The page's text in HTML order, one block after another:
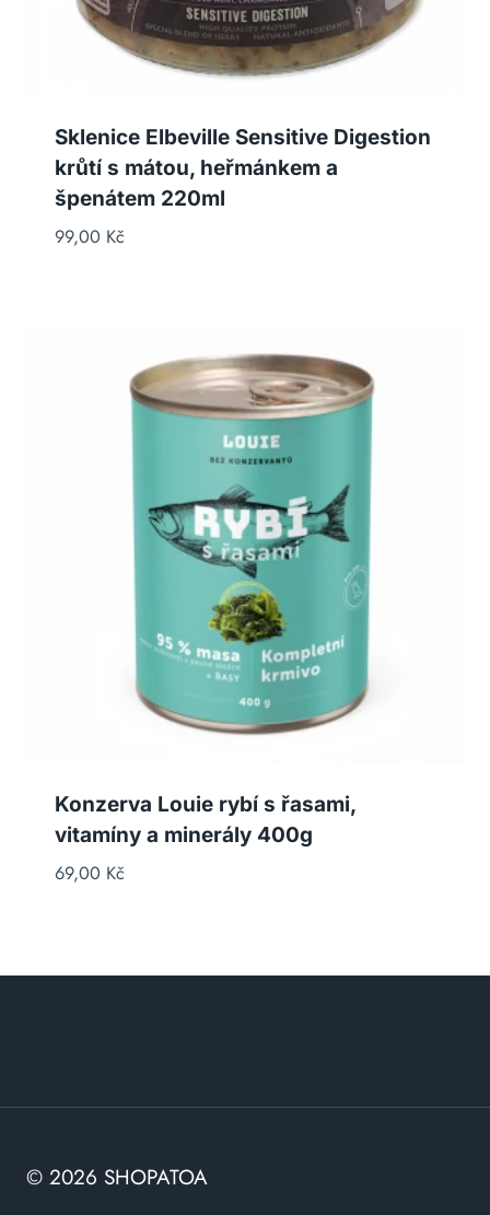
Sklenice Elbeville Sensitive Digestion
krůtí s mátou, heřmánkem a
špenátem 220ml
99,00 Kč
Konzerva Louie rybí s řasami,
vitamíny a minerály 400g
69,00 Kč
© 2026 SHOPATOA